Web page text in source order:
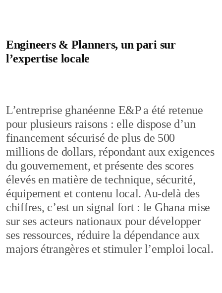
Engineers & Planners, un pari sur
l’expertise locale
L’entreprise ghanéenne E&P a été retenue
pour plusieurs raisons : elle dispose d’un
financement sécurisé de plus de 500
millions de dollars, répondant aux exigences
du gouvernement, et présente des scores
élevés en matière de technique, sécurité,
équipement et contenu local. Au-delà des
chiffres, c’est un signal fort : le Ghana mise
sur ses acteurs nationaux pour développer
ses ressources, réduire la dépendance aux
majors étrangères et stimuler l’emploi local.